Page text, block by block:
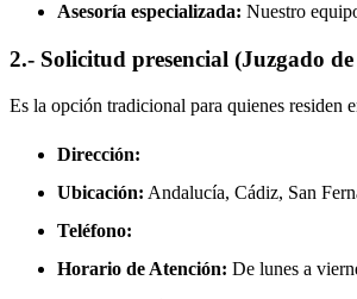
Asesoría especializada: Nuestro
2.- Solicitud presencial (Juzgado
Es la opción tradicional para quienes residen
Dirección:
Ubicación: Andalucía, Cádiz, San
Teléfono:
Horario de Atención: De lunes a